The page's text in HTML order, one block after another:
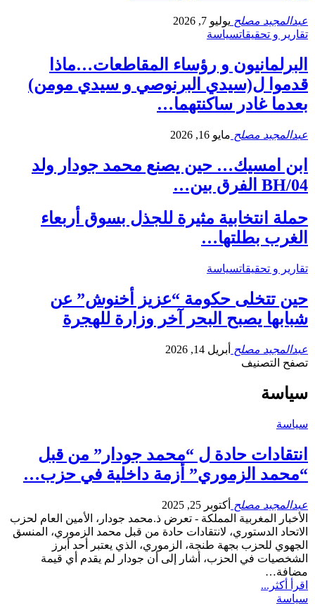
عبدالمجيد مصلح يوليو 7, 2026
تقارير و تحقيقاتسياسة
البرلمانيون و رؤساء المقاطعات…ماذا
قدموا ل(سيدي البرنوصي و سيدي مومن)
بعدما غادر ساكنتهما…
عبدالمجيد مصلح مايو 16, 2026
ابن امسيك… حين يصنع محمد جودار ولد
04/BH الفرق بين…
حملة انتخابية مثيرة للجذل بسوق أربعاء
الغرب بطلتها…
تقارير و تحقيقاتسياسة
حين تتخلى حكومة “عزيز أخنوش” عن
شبابها يصبح البحر آخر وزارة للهجرة
عبدالمجيد مصلح
أبريل 14, 2026
تصفح التصنيف
سياسة
سياسة
انتقادات حادة ل “محمد جودار” من قبل
“محمد الزموري” أزمة داخلية في حزب…
عبدالمجيد مصلح أكتوبر 25, 2025
الأخبار المغربية المملكة - تعرض ذ.محمد جودار، الأمين العام لحزب
الاتحاد الدستوري، لانتقادات حادة من قبل محمد الزموري، المنسق
الجهوي للحزب بجهة طنجة، الزموري، الذي يعتبر أحد أبرز
الشخصيات في الحزب، أشار إلى أن جودار لم يقدم أي قيمة
مضافة…
اقرأ أكثر...
سياسة